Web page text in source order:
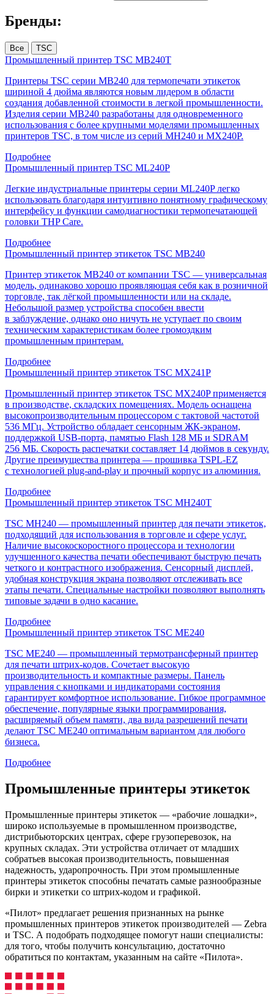
Бренды:
Все TSC
Промышленный принтер TSC MB240T
Принтеры TSC серии MB240 для термопечати этикеток
шириной 4 дюйма являются новым лидером в области
создания добавленной стоимости в легкой промышленности.
Изделия серии MB240 разработаны для одновременного
использования с более крупными моделями промышленных
принтеров TSC, в том числе из серий MH240 и MX240P.
Подробнее
Промышленный принтер TSC ML240P
Легкие индустриальные принтеры серии ML240P легко
использовать благодаря интуитивно понятному графическому
интерфейсу и функции самодиагностики термопечатающей
головки THP Care.
Подробнее
Промышленный принтер этикеток TSC MB240
Принтер этикеток MB240 от компании TSC — универсальная
модель, одинаково хорошо проявляющая себя как в розничной
торговле, так лёгкой промышленности или на складе.
Небольшой размер устройства способен ввести
в заблуждение, однако оно ничуть не уступает по своим
техническим характеристикам более громоздким
промышленным принтерам.
Подробнее
Промышленный принтер этикеток TSC MX241P
Промышленный принтер этикеток TSC MX240P применяется
в производстве, складских помещениях. Модель оснащена
высокопроизводительным процессором с тактовой частотой
536 МГц. Устройство обладает сенсорным ЖК-экраном,
поддержкой USB-порта, памятью Flash 128 МБ и SDRAM
256 МБ. Скорость распечатки составляет 14 дюймов в секунду.
Другие преимущества принтера — прошивка TSPL-EZ
с технологией plug-and-play и прочный корпус из алюминия.
Подробнее
Промышленный принтер этикеток TSC MH240T
TSC MH240 — промышленный принтер для печати этикеток,
подходящий для использования в торговле и сфере услуг.
Наличие высокоскоростного процессора и технологии
улучшенного качества печати обеспечивают быструю печать
четкого и контрастного изображения. Сенсорный дисплей,
удобная конструкция экрана позволяют отслеживать все
этапы печати. Специальные настройки позволяют выполнять
типовые задачи в одно касание.
Подробнее
Промышленный принтер этикеток TSC ME240
TSC ME240 — промышленный термотрансферный принтер
для печати штрих-кодов. Сочетает высокую
производительность и компактные размеры. Панель
управления с кнопками и индикаторами состояния
гарантирует комфортное использование. Гибкое программное
обеспечение, популярные языки программирования,
расширяемый объем памяти, два вида разрешений печати
делают TSC ME240 оптимальным вариантом для любого
бизнеса.
Подробнее
Промышленные принтеры этикеток
Промышленные принтеры этикеток — «рабочие лошадки»,
широко используемые в промышленном производстве,
дистрибьюторских центрах, сфере грузоперевозок, на
крупных складах. Эти устройства отличает от младших
собратьев высокая производительность, повышенная
надежность, ударопрочность. При этом промышленные
принтеры этикеток способны печатать самые разнообразные
бирки и этикетки со штрих-кодом и графикой.
«Пилот» предлагает решения признанных на рынке
промышленных принтеров этикеток производителей — Zebra
и TSC. А подобрать подходящее помогут наши специалисты:
для того, чтобы получить консультацию, достаточно
обратиться по контактам, указанным на сайте «Пилота».